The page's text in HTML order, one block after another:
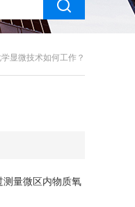
显微技术如何工作？
量微区内物质氧